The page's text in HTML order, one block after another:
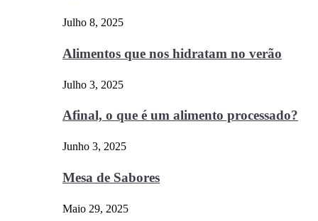
Julho 8, 2025
Alimentos que nos hidratam no verão
Julho 3, 2025
Afinal, o que é um alimento processado?
Junho 3, 2025
Mesa de Sabores
Maio 29, 2025